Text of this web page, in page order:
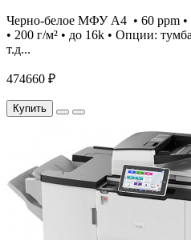
Черно-белое МФУ А4 • 60 ppm •
• 200 г/м² • до 16k • Опции:
т.д...
474660 ₽
Купить